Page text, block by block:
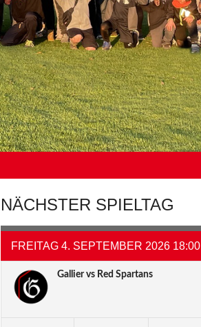
NÄCHSTER SPIELTAG
FREITAG 4. SEPTEMBER 2026 18:00
Gallier vs Red Spartans